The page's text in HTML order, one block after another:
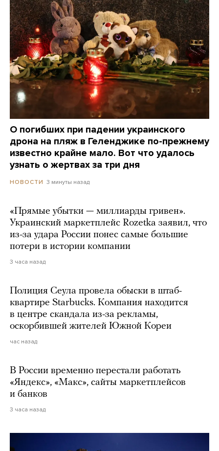
О погибших при падении украинского
дрона на пляж в Геленджике по-прежнему
известно крайне мало. Вот что удалось
узнать о жертвах за три дня
НОВОСТИ 3 минуты назад
«Прямые убытки — миллиарды гривен».
Украинский маркетплейс Rozetka заявил, что
из-за удара России понес самые большие
потери в истории компании
3 часа назад
Полиция Сеула провела обыски в штаб-
квартире Starbucks. Компания находится
в центре скандала из-за рекламы,
оскорбившей жителей Южной Кореи
час назад
В России временно перестали работать
«Яндекс», «Макс», сайты маркетплейсов
и банков
3 часа назад